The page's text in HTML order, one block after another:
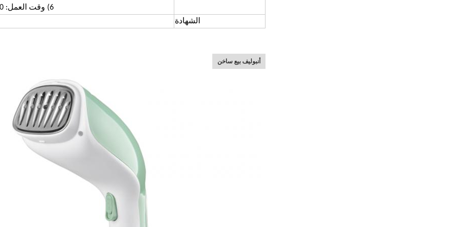
6) وقت العمل: 10-12 دقيقة بخار مستمر
الشهادة
أنبوليف بيع ساخن